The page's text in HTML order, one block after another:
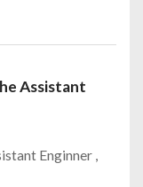
Assistant
Enginner ,